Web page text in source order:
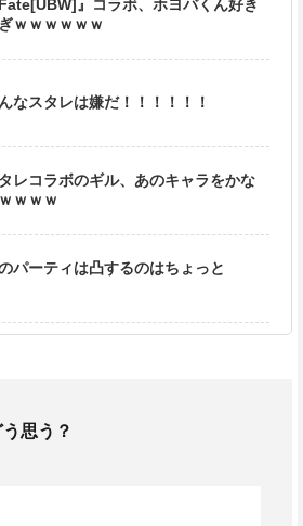
Fate[UBW]』コラボ、ホヨバくん好き
ｗｗｗｗｗｗ
なスタレは嫌だ！！！！！！
タレコラボのギル、あのキャラをかな
ｗｗｗ
パーティは凸するのはちょっと
思う？